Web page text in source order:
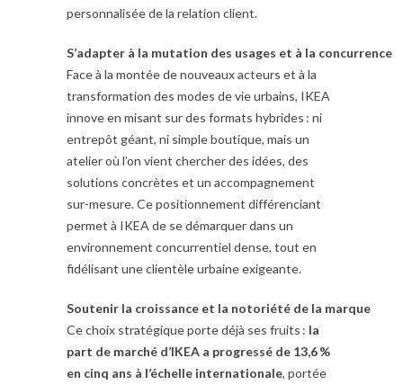
personnalisée de la relation client.
S’adapter à la mutation des usages et à la concurrence
Face à la montée de nouveaux acteurs et à la
transformation des modes de vie urbains, IKEA
innove en misant sur des formats hybrides : ni
entrepôt géant, ni simple boutique, mais un
atelier où l’on vient chercher des idées, des
solutions concrètes et un accompagnement
sur-mesure. Ce positionnement différenciant
permet à IKEA de se démarquer dans un
environnement concurrentiel dense, tout en
fidélisant une clientèle urbaine exigeante.
Soutenir la croissance et la notoriété de la marque
Ce choix stratégique porte déjà ses fruits : la
part de marché d’IKEA a progressé de 13,6 %
en cinq ans à l’échelle internationale, portée